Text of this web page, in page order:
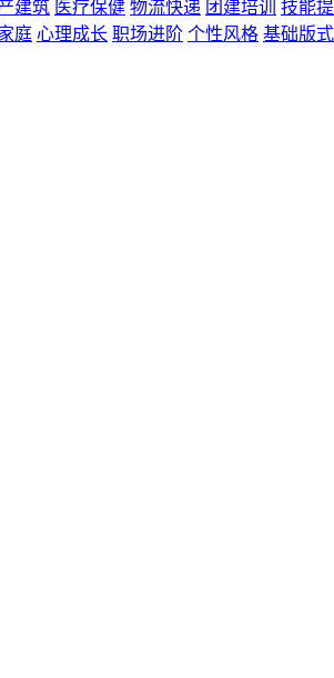
建筑 医疗保健 物流快递 团建培训 技能
庭 心理成长 职场进阶 个性风格 基础版式